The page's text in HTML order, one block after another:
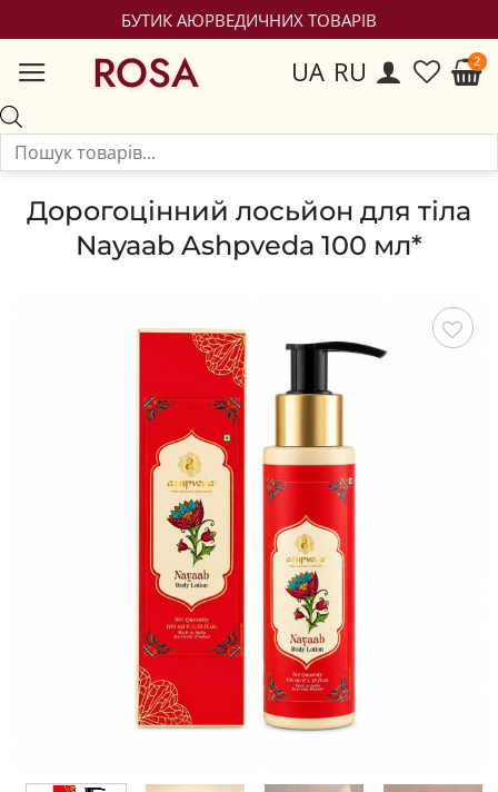
БУТИК АЮРВЕДИЧНИХ ТОВАРІВ
ROSA UA RU
Дорогоцінний лосьйон для тіла
Nayaab Ashpveda 100 мл*